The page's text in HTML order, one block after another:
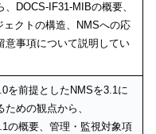
、DOCS-IF31-MIBの概要、
ェクトの構造、NMSへの応
意事項について説明してい
を前提としたNMSを3.1に
ための観点から、
の概要、管理・監視対象項